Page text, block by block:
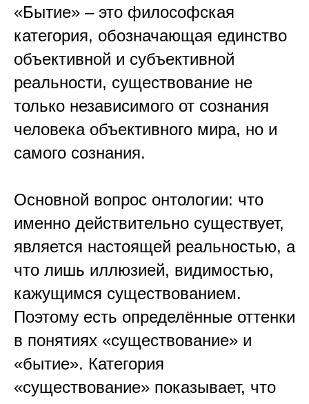
«Бытие» – это философская
категория, обозначающая единство
объективной и субъективной
реальности, существование не
только независимого от сознания
человека объективного мира, но и
самого сознания.
Основной вопрос онтологии: что
именно действительно существует,
является настоящей реальностью, а
что лишь иллюзией, видимостью,
кажущимся существованием.
Поэтому есть определённые оттенки
в понятиях «существование» и
«бытие». Категория
«существование» показывает, что